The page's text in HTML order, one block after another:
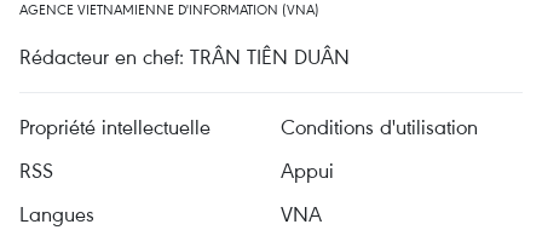
AGENCE VIETNAMIENNE D'INFORMATION (VNA)
Rédacteur en chef: TRÂN TIÊN DUÂN
Propriété intellectuelle
Conditions d'utilisation
RSS
Appui
Langues
VNA